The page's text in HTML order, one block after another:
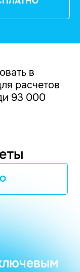
в
расчетов
93 000